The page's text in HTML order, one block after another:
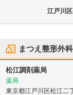
江戸川
まつえ整形外科
松江調剤薬局
薬局
東京都江戸川区松江二